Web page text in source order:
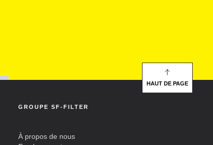
GROUPE SF-FILTER
À propos de nous
HAUT DE PAGE